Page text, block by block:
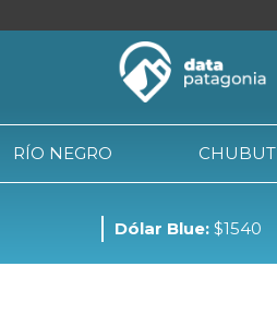
RÍO NEGRO CHUBUT
Dólar Blue: $1540
RÍO NEGRO CHUBUT